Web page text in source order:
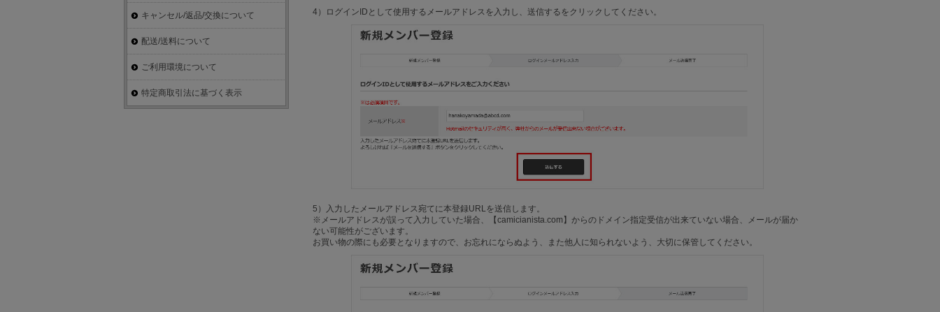
4）ログインIDとして使用するメールアドレスを入力し、送信するをクリックしてください。
5）入力したメールアドレス宛てに本登録URLを送信します。
※メールアドレスが誤って入力していた場合、【camicianista.com】からのドメイン指定受信が出来ていない場合、メールが届か
ない可能性がございます。
お買い物の際にも必要となりますので、お忘れにならぬよう、また他人に知られないよう、大切に保管してください。
キャンセル/返品/交換について
配送/送料について
ご利用環境について
特定商取引法に基づく表示